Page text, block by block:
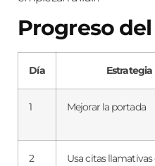
Progreso del
Día Estrategia
1 Mejorar la portada
2
Usa citas llamativas